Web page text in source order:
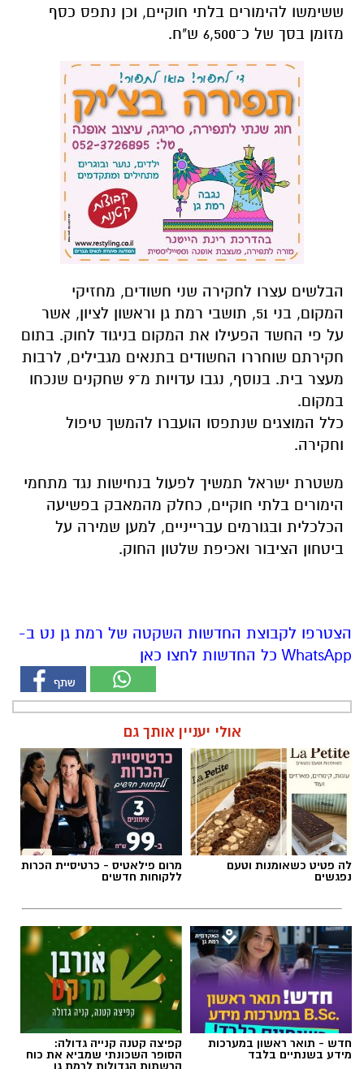
ששימשו להימורים בלתי חוקיים, וכן נתפס כסף
מזומן בסך של כ־6,500 ש"ח.
הבלשים עצרו לחקירה שני חשודים, מחזיקי
המקום, בני 51, תושבי רמת גן וראשון לציון, אשר
על פי החשד הפעילו את המקום בניגוד לחוק. בתום
חקירתם שוחררו החשודים בתנאים מגבילים, לרבות
מעצר בית. בנוסף, נגבו עדויות מ־9 שחקנים שנכחו
במקום.
כלל המוצגים שנתפסו הועברו להמשך טיפול
וחקירה.
משטרת ישראל תמשיך לפעול בנחישות נגד מתחמי
הימורים בלתי חוקיים, כחלק מהמאבק בפשיעה
הכלכלית ובגורמים עברייניים, למען שמירה על
ביטחון הציבור ואכיפת שלטון החוק.
הצטרפו לקבוצת החדשות השקטה של רמת גן נט ב-
WhatsApp כל החדשות לחצו כאן
אולי יעניין אותך גם
לה פטיט כשאומנות וטעם
נפגשים
מרום פילאטיס - כרטיסיית הכרות
ללקוחות חדשים
חדש - תואר ראשון במערכות
מידע בשנתיים בלבד
קפיצה קטנה קנייה גדולה:
הסופר השכונתי שמביא את כוח
הרשתות הגדולות לרמת גן